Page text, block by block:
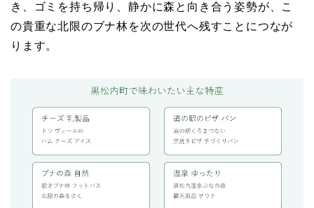
き、ゴミを持ち帰り、静かに森と向き合う姿勢が、こ
の貴重な北限のブナ林を次の世代へ残すことにつなが
ります。